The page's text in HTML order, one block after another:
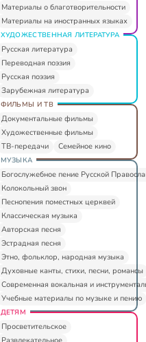
Материалы о благотворительности
Материалы на иностранных языках
ХУДОЖЕСТВЕННАЯ ЛИТЕРАТУРА
Русская литература
Переводная поэзия
Русская поэзия
Зарубежная литература
ФИЛЬМЫ И ТВ
Документальные фильмы
Художественные фильмы
ТВ-передачи
Семейное кино
МУЗЫКА
Богослужебное пение Русской
Колокольный звон
Песнопения поместных церквей
Классическая музыка
Авторская песня
Эстрадная песня
Этно, фольклор, народная музыка
Духовные канты, стихи, песни, романсы
Современная вокальная и
Учебные материалы по музыке и пению
ДЕТЯМ
Просветительское
Развлекательное